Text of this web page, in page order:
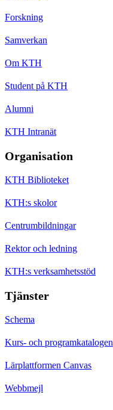
Forskning
Samverkan
Om KTH
Student på KTH
Alumni
KTH Intranät
Organisation
KTH Biblioteket
KTH:s skolor
Centrumbildningar
Rektor och ledning
KTH:s verksamhetsstöd
Tjänster
Schema
Kurs- och programkatalogen
Lärplattformen Canvas
Webbmejl